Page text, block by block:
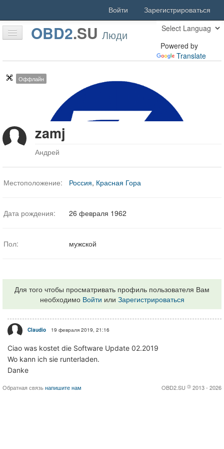
Войти Зарегистрироваться
Powered by
Translate
OBD2.SU Люди
Скачать
Активность
Благодарности
Оффлайн
zamj
Андрей
Местоположение: Россия, Красная Гора
Дата рождения: 26 февраля 1962
Пол: мужской
Для того чтобы просматривать профиль пользователя Вам
необходимо Войти или Зарегистрироваться
Claudio 19 февраля 2019, 21:16
Ciao was kostet die Software Update 02.2019
Wo kann ich sie runterladen.
Danke
Обратная связьнапишите нам OBD2.SU ©2013 - 2026